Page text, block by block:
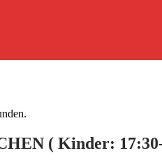
( Kinder: 17:30-